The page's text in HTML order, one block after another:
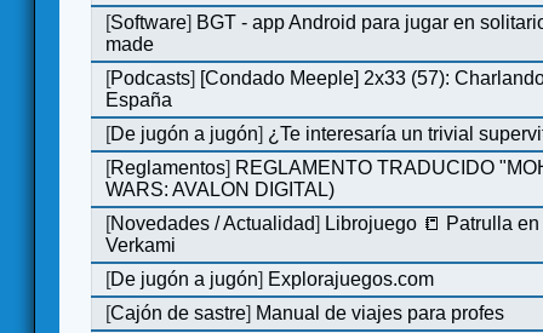
[Software] BGT - app Android para jugar en
made
[Podcasts] [Condado Meeple] 2x33 (57):
España
[De jugón a jugón] ¿Te interesaría un trivial
[Reglamentos] REGLAMENTO TRADUCIDO
WARS: AVALON DIGITAL)
[Novedades / Actualidad] Librojuego 📒 Patrulla
Verkami
[De jugón a jugón] Explorajuegos.com
[Cajón de sastre] Manual de viajes para profes